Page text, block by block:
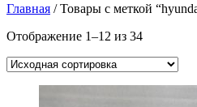
Главная / Товары с меткой
Отображение 1–12 из 34